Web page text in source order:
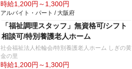
時給1,200円～1,300円
アルバイト・パート / 大阪府
「福祉調理スタッフ」無資格可/シフト
相談可/特別養護老人ホーム
社会福祉法人松輪会/特別養護老人ホーム しぎの黄
金の里
時給1,200円～1,300円